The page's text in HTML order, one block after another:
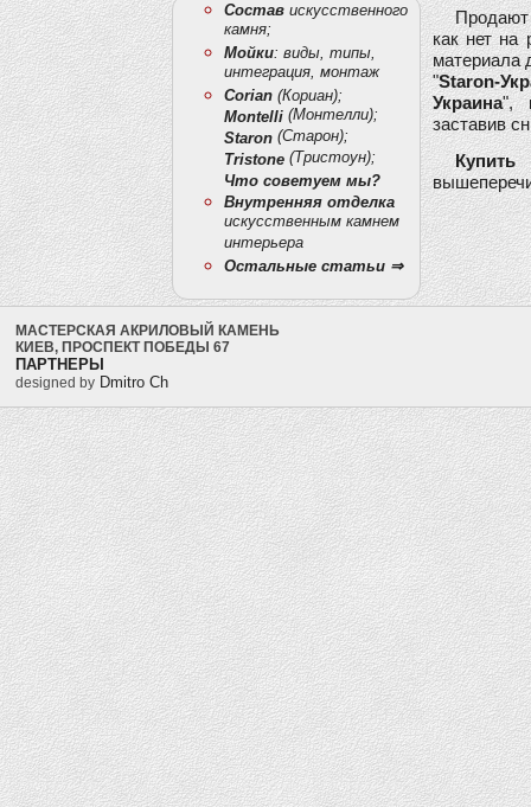
Составискусственного
камня;
Мойки: виды, типы,
интеграция, монтаж
Corian(Кориан);
Montelli(Монтелли);
Staron(Старон);
Tristone(Тристоун);
Что советуем мы?
Внутренняя отделка
искусственным камнем
интерьера
Остальные статьи ⇒
Продают
как нет на
материала
"Staron-
Украина",
заставив
МАСТЕРСКАЯ АКРИЛОВЫЙ КАМЕНЬ
КИЕВ, ПРОСПЕКТ ПОБЕДЫ 67
ПАРТНЕРЫ
designed by Dmitro Ch